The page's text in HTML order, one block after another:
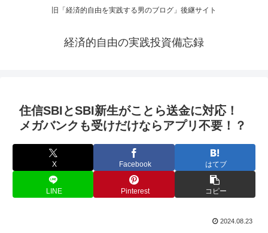
旧「経済的自由を実践する男のブログ」後継サイト
経済的自由の実践投資備忘録
住信SBIとSBI新生がことら送金に対応！
メガバンクも受けだけならアプリ不要！？
X Facebook はてブ
LINE Pinterest コピー
2024.08.23